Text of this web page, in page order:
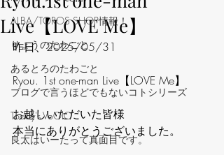
ALBA/TOROS SHOP情報！
りょうのたわごと
あるとろのたわごと
ブログで言うほどでもないコトシリーズ
Today's VoOlO
良太はいーたって真面目です。
Live【LOVE Me】
昨日、2025/05/31
Ryou. 1st one-man Live【LOVE Me】
お越しいただいた皆様
本当にありがとうございました。